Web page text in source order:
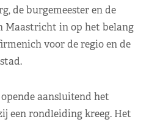
de burgemeester en de
Maastricht in op het belang
voor de regio en de
stad.
aansluitend het
een rondleiding kreeg. Het